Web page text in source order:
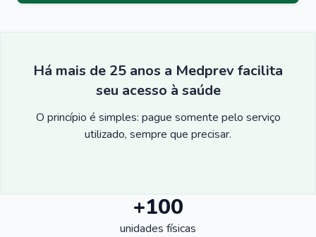
Há mais de 25 anos a Medprev facilita
seu acesso à saúde
O princípio é simples: pague somente pelo serviço
utilizado, sempre que precisar.
+100
unidades físicas